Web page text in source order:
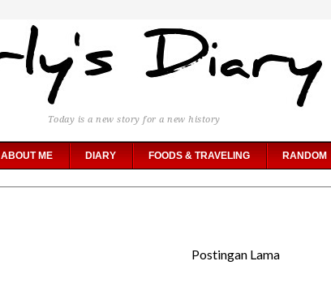
Today is a new story for a new history
ABOUT ME DIARY FOODS & TRAVELING RANDOM
Postingan Lama